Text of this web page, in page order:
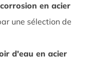
en acier
une sélection de
d'eau en acier